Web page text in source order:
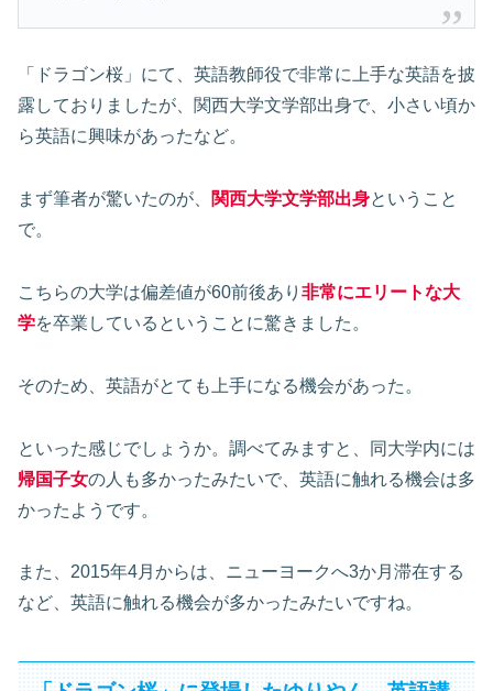
「ドラゴン桜」にて、英語教師役で非常に上手な英語を披
露しておりましたが、関西大学文学部出身で、小さい頃か
ら英語に興味があったなど。
まず筆者が驚いたのが、 関西大学文学部出身ということ
で。
こちらの大学は偏差値が60前後あり 非常にエリートな大
学を卒業しているということに驚きました。
そのため、英語がとても上手になる機会があった。
といった感じでしょうか。調べてみますと、同大学内には
帰国子女の人も多かったみたいで、英語に触れる機会は多
かったようです。
また、2015年4月からは、ニューヨークへ3か月滞在する
など、英語に触れる機会が多かったみたいですね。